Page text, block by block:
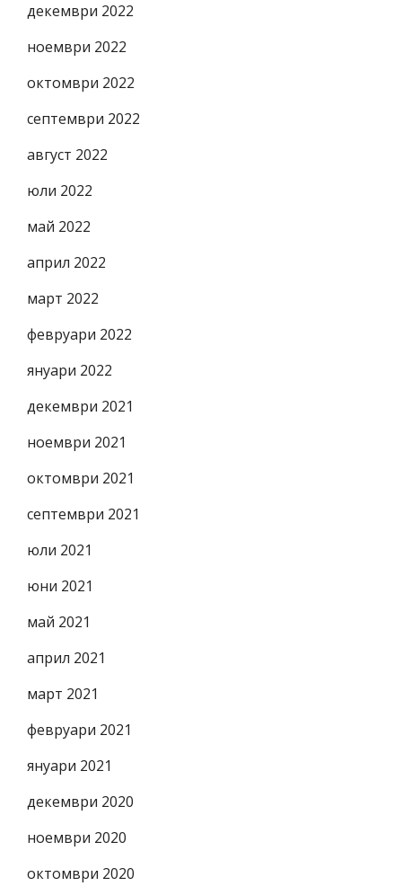
декември 2022
ноември 2022
октомври 2022
септември 2022
август 2022
юли 2022
май 2022
април 2022
март 2022
февруари 2022
януари 2022
декември 2021
ноември 2021
октомври 2021
септември 2021
юли 2021
юни 2021
май 2021
април 2021
март 2021
февруари 2021
януари 2021
декември 2020
ноември 2020
октомври 2020